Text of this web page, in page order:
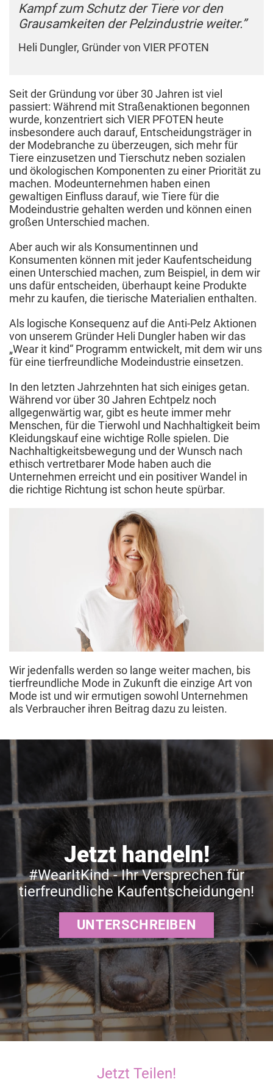
Kampf zum Schutz der Tiere vor den
Grausamkeiten der Pelzindustrie weiter.”
Heli Dungler, Gründer von VIER PFOTEN
Seit der Gründung vor über 30 Jahren ist viel
passiert: Während mit Straßenaktionen begonnen
wurde, konzentriert sich VIER PFOTEN heute
insbesondere auch darauf, Entscheidungsträger in
der Modebranche zu überzeugen, sich mehr für
Tiere einzusetzen und Tierschutz neben sozialen
und ökologischen Komponenten zu einer Priorität zu
machen. Modeunternehmen haben einen
gewaltigen Einfluss darauf, wie Tiere für die
Modeindustrie gehalten werden und können einen
großen Unterschied machen.
Aber auch wir als Konsumentinnen und
Konsumenten können mit jeder Kaufentscheidung
einen Unterschied machen, zum Beispiel, in dem wir
uns dafür entscheiden, überhaupt keine Produkte
mehr zu kaufen, die tierische Materialien enthalten.
Als logische Konsequenz auf die Anti-Pelz Aktionen
von unserem Gründer Heli Dungler haben wir das
„Wear it kind“ Programm entwickelt, mit dem wir uns
für eine tierfreundliche Modeindustrie einsetzen.
In den letzten Jahrzehnten hat sich einiges getan.
Während vor über 30 Jahren Echtpelz noch
allgegenwärtig war, gibt es heute immer mehr
Menschen, für die Tierwohl und Nachhaltigkeit beim
Kleidungskauf eine wichtige Rolle spielen. Die
Nachhaltigkeitsbewegung und der Wunsch nach
ethisch vertretbarer Mode haben auch die
Unternehmen erreicht und ein positiver Wandel in
die richtige Richtung ist schon heute spürbar.
Wir jedenfalls werden so lange weiter machen, bis
tierfreundliche Mode in Zukunft die einzige Art von
Mode ist und wir ermutigen sowohl Unternehmen
als Verbraucher ihren Beitrag dazu zu leisten.
Jetzt handeln!
#WearItKind - Ihr Versprechen für
tierfreundliche Kaufentscheidungen!
UNTERSCHREIBEN
Jetzt Teilen!